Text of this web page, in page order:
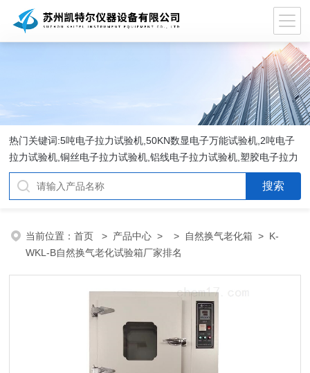
热门关键词:5吨电子拉力试验机,50KN数显电子万能试验机,2吨电子
拉力试验机,铜丝电子拉力试验机,铝线电子拉力试验机,塑胶电子拉力
试验机.
当前位置：首页 > 产品中心 > > 自然换气老化箱 > K-
WKL-B自然换气老化试验箱厂家排名